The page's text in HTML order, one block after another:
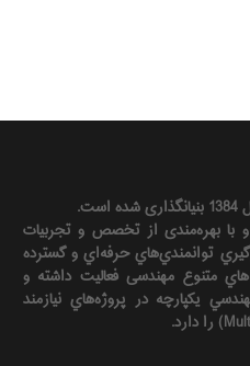
بهره‌مندی از تخصص و تجربيات
توانمندي‌هاي حرفه‌اي و گسترده
متنوع مهندسی فعاليت داشته و
يكپارچه در پروژه‌هاي نيازمند